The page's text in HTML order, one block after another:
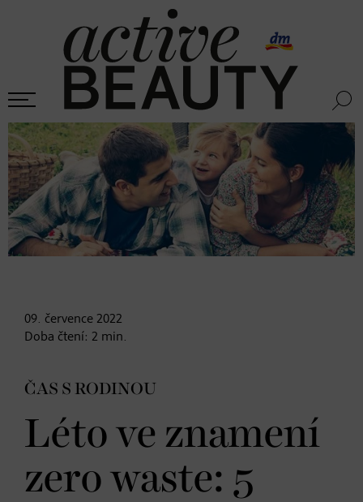
09. července 2022
Doba čtení: 2 min.
ČAS S RODINOU
Léto ve znamení
zero waste: 5